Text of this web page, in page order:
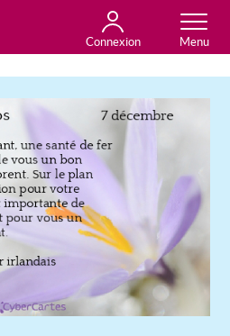
Connexion